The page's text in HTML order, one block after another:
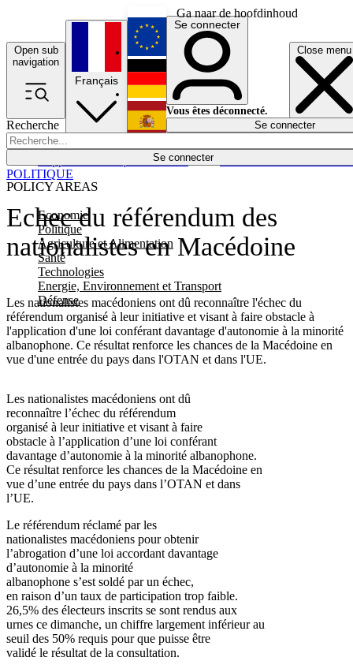
Ga naar de hoofdinhoud
Open sub
navigation
Close menu
Recherche
Se connecter
POLICY AREAS
Economie
Politique
Agriculture et Alimentation
Santé
Technologies
Energie, Environnement et Transport
Défense
Économie
Français
English
Deutsch
Español
Se connecter
Vous êtes déconnecté.
Se connecter
Echec du référendum des
nationalistes en Macédoine
Les nationalistes macédoniens ont dû reconnaître l'échec du
référendum organisé à leur initiative et visant à faire obstacle à
l'application d'une loi conférant davantage d'autonomie à la minorité
albanophone. Ce résultat renforce les chances de la Macédoine en
vue d'une entrée du pays dans l'OTAN et dans l'UE.
POLITIQUE
Les nationalistes macédoniens ont dû
reconnaître l’échec du référendum
organisé à leur initiative et visant à faire
obstacle à l’application d’une loi conférant
davantage d’autonomie à la minorité albanophone.
Ce résultat renforce les chances de la Macédoine en
vue d’une entrée du pays dans l’OTAN et dans
l’UE.
Le référendum réclamé par les
nationalistes macédoniens pour obtenir
l’abrogation d’une loi accordant davantage
d’autonomie à la minorité
albanophone s’est soldé par un échec,
en raison d’un taux de participation trop faible.
26,5% des électeurs inscrits se sont rendus aux
urnes ce dimanche, un chiffre largement inférieur au
seuil des 50% requis pour que puisse être
validé le résultat de la consultation.